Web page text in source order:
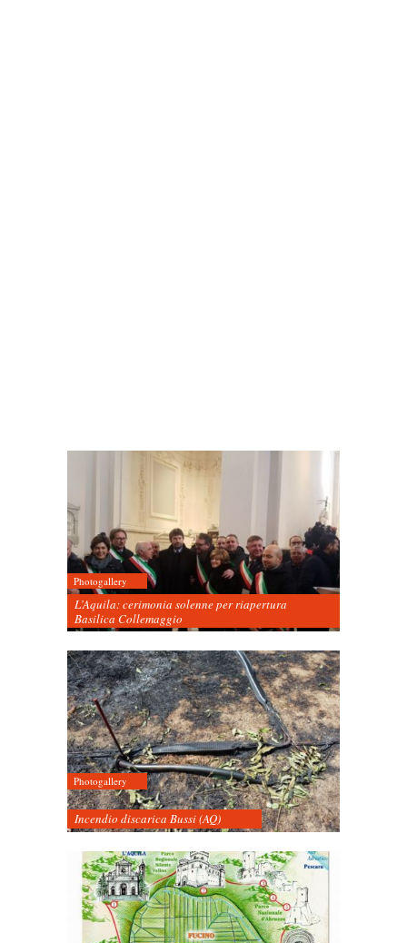
Photogallery
L’Aquila: cerimonia solenne per riapertura
Basilica Collemaggio
Photogallery
Incendio discarica Bussi (AQ)